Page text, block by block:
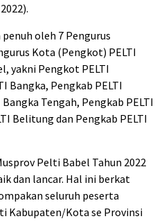
oleh 7 Pengurus
Kota (Pengkot) PELTI
yakni Pengkot PELTI
Bangka, Pengkab PELTI
Tengah, Pengkab PELTI
Belitung dan Pengkab PELTI
Pelti Babel Tahun 2022
dan lancar. Hal ini berkat
seluruh peserta
Kabupaten/Kota se Provinsi